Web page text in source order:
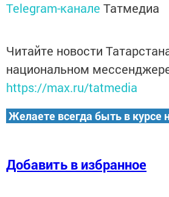
Telegram-канале Татмедиа
Читайте новости
национальном
https://max.ru/tatmedia
Желаете всегда быть в курсе
Добавить в избранное